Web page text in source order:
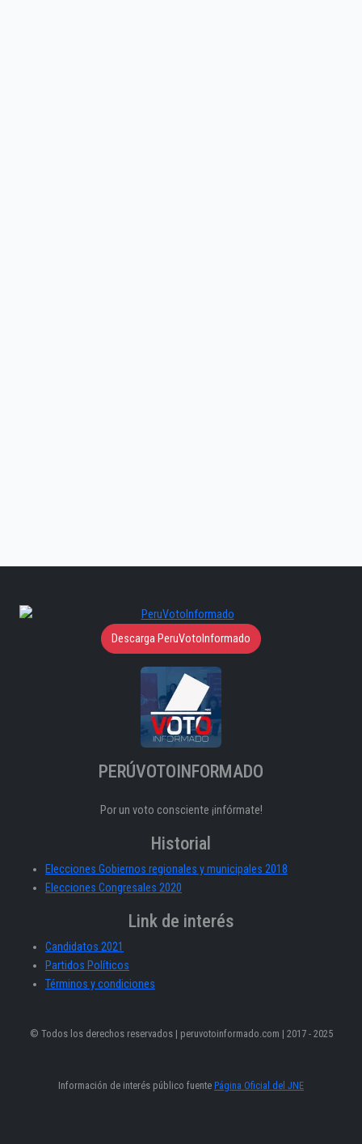
Descarga PeruVotoInformado
PERÚVOTOINFORMADO
Por un voto consciente ¡infórmate!
Historial
Elecciones Gobiernos regionales y municipales 2018
Elecciones Congresales 2020
Link de interés
Candidatos 2021
Partidos Políticos
Términos y condiciones
© Todos los derechos reservados | peruvotoinformado.com | 2017 - 2025
Información de interés público fuente Página Oficial del JNE